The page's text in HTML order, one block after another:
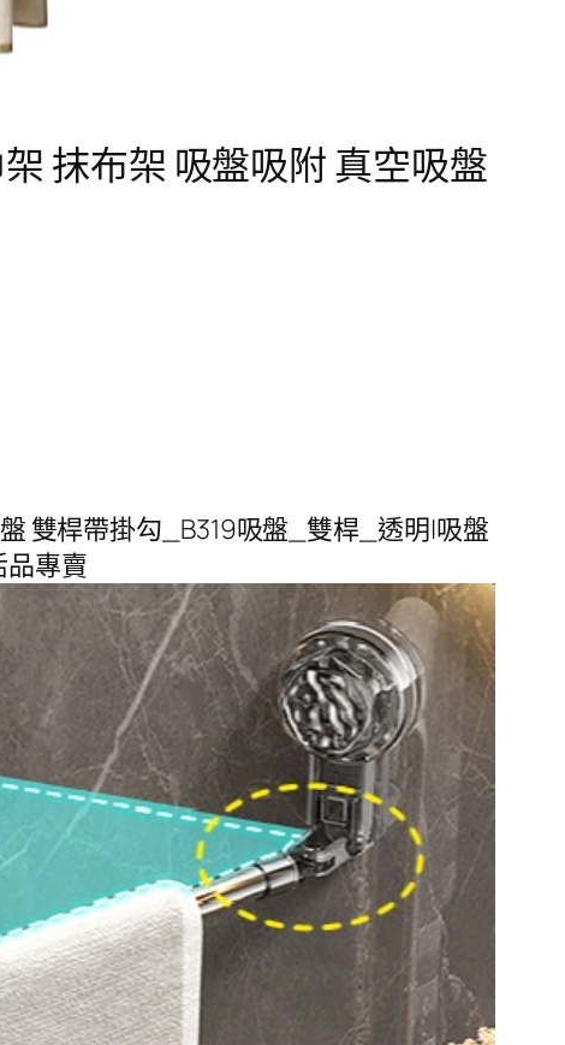
抹布架 吸盤吸附 真空吸盤
雙桿帶掛勾_B319吸盤_雙桿_透明|吸盤
專賣